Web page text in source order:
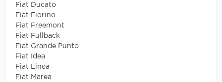
Fiat Ducato
Fiat Fiorino
Fiat Freemont
Fiat Fullback
Fiat Grande Punto
Fiat Idea
Fiat Linea
Fiat Marea